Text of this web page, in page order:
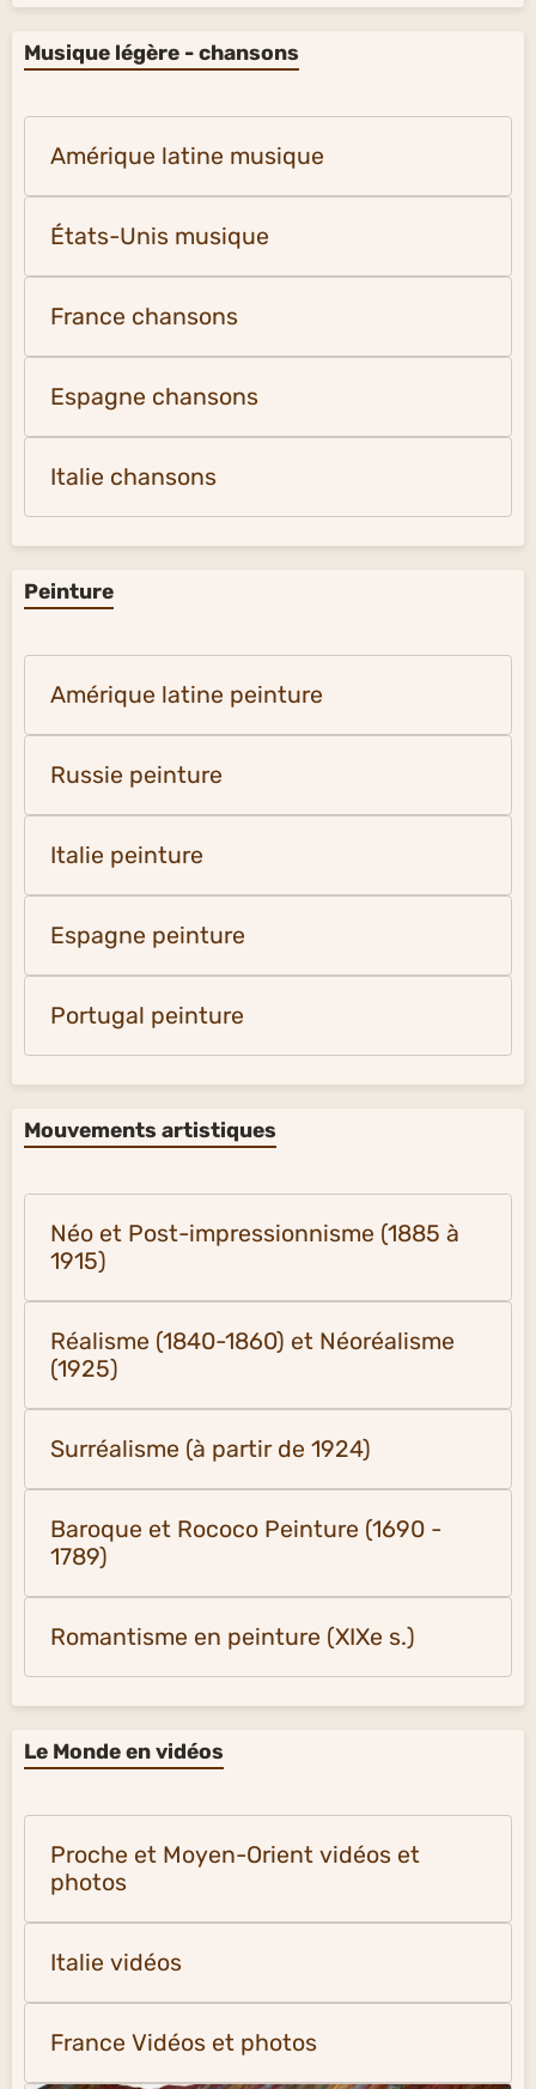
Musique légère - chansons
Amérique latine musique
États-Unis musique
France chansons
Espagne chansons
Italie chansons
Peinture
Amérique latine peinture
Russie peinture
Italie peinture
Espagne peinture
Portugal peinture
Mouvements artistiques
Néo et Post-impressionnisme (1885 à
1915)
Réalisme (1840-1860) et Néoréalisme
(1925)
Surréalisme (à partir de 1924)
Baroque et Rococo Peinture (1690 -
1789)
Romantisme en peinture (XIXe s.)
Le Monde en vidéos
Proche et Moyen-Orient vidéos et
photos
Italie vidéos
France Vidéos et photos